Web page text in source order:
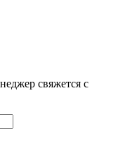
свяжется с